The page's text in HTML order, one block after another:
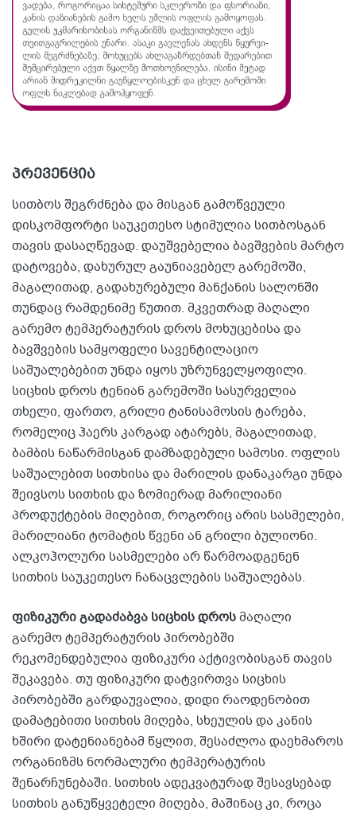
პრევენცია
სითბოს შეგრძნება და მისგან გამოწვეული
დისკომფორტი საუკეთესო სტიმულია სითბოსგან
თავის დასაღწევად. დაუშვებელია ბავშვების მარტო
დატოვება, დახურულ გაუნიავებელ გარემოში,
მაგალითად, გადახურებული მანქანის სალონში
თუნდაც რამდენიმე წუთით. მკვეთრად მაღალი
გარემო ტემპერატურის დროს მოხუცებისა და
ბავშვების სამყოფელი სავენტილაციო
საშუალებებით უნდა იყოს უზრუნველყოფილი.
სიცხის დროს ტენიან გარემოში სასურველია
თხელი, ფართო, გრილი ტანისამოსის ტარება,
რომელიც ჰაერს კარგად ატარებს, მაგალითად,
ბამბის ნაწარმისგან დამზადებული სამოსი. ოფლის
საშუალებით სითხისა და მარილის დანაკარგი უნდა
შეივსოს სითხის და ზომიერად მარილიანი
პროდუქტების მიღებით, როგორიც არის სასმელები,
მარილიანი ტომატის წვენი ან გრილი ბულიონი.
ალკოჰოლური სასმელები არ წარმოადგენენ
სითხის საუკეთესო ჩანაცვლების საშუალებას.
ფიზიკური გადაძაბვა სიცხის დროსმაღალი
გარემო ტემპერატურის პირობებში
რეკომენდებულია ფიზიკური აქტივობისგან თავის
შეკავება. თუ ფიზიკური დატვირთვა სიცხის
პირობებში გარდაუვალია, დიდი რაოდენობით
დამატებითი სითხის მიღება, სხეულის და კანის
ხშირი დატენიანებამ წყლით, შესაძლოა დაეხმაროს
ორგანიზმს ნორმალური ტემპერატურის
შენარჩუნებაში. სითხის ადეკვატურად შესავსებად
სითხის განუწყვეტელი მიღება, მაშინაც კი, როცა